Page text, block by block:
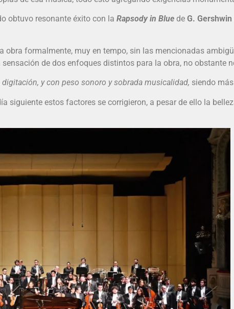
obtuvo resonante éxito con la Rapsody in Blue de G. Gershwin
obra formalmente, muy en tempo, sin las mencionadas
de dos enfoques distintos para la obra, no obstante
y con peso sonoro y sobrada musicalidad, siendo
siguiente estos factores se corrigieron, a pesar de ello la